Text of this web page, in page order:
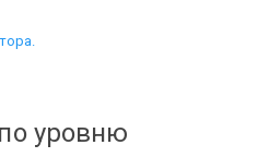
уровню